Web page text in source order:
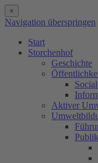
×
Navigation überspringen
Start
Storchenhof
Geschichte
Aktiver